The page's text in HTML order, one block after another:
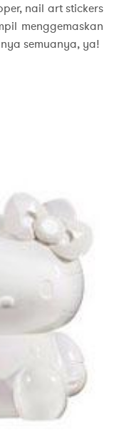
nail art stickers
menggemaskan
semuanya, ya!